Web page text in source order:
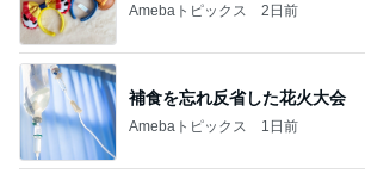
Amebaトピックス 2日前
補食を忘れ反省した花火大会
Amebaトピックス 1日前